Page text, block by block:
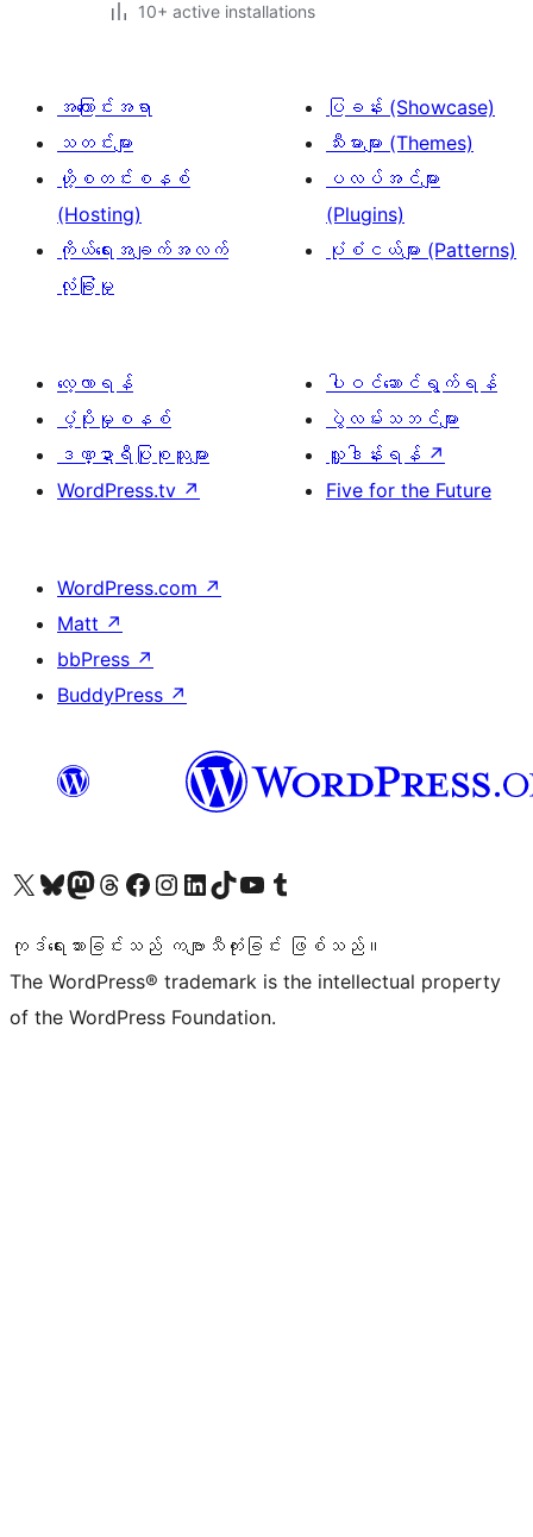
10+ active installations
အကြောင်းအရာ
သတင်းများ
ဟို့စတင်းစနစ်
(Hosting)
ကိုယ်ရေးအချက်အလက်
လုံခြုံမှု
ပြခန်း (Showcase)
သီးမားများ (Themes)
ပလပ်အင်များ
(Plugins)
ပုံစံငယ်များ (Patterns)
လေ့လာရန်
ပံ့ပိုးမှုစနစ်
ဒဏ္ဍာရီပြုစုသူများ
WordPress.tv ↗
ပါဝင်ဆောင်ရွက်ရန်
ပွဲလမ်းသဘင်များ
လှူဒါန်းရန် ↗
Five for the Future
WordPress.com ↗
Matt ↗
bbPress ↗
BuddyPress ↗
ကျွန်ုပ်တို့၏ X (ယခင် Twitter) အကောင့်သို့ သွားရောက်ကြည့်ရှုပါကျွန်ုပ်တို့၏ Bluesky အကောင့်သို့ ဝင်ရောက်ကြည့်ရှုရန်
ကျွန်ုပ်တို့၏ Mastodon အကောင့်သို့ သွားရောက်ကြည့်ရှုပါကျွန်ုပ်တို့၏ Threads အကောင့်သို့ ဝင်ရောက်ကြည့်ရှုရန်
ကျွန်ုပ်တို့၏ Facebook စာမျက်နှာသို့ သွားရောက်ကြည့်ရှုပါကျွန်ုပ်တို့၏ Instagram အကောင့်သို့ သွားရောက်ကြည့်ရှုပါ ကျွန်ုပ်တို့၏ LinkedIn အကောင့်သို့ သွားရောက်ကြည့်ရှုပါကျွန်ုပ်တို့၏ TikTok အကောင့်သို့ ဝင်ရောက်ကြည့်ရှုရန်
ကျွန်ုပ်တို့၏ YouTube ချန်နယ်သို့ သွားရောက်ကြည့်ရှုပါ ကျွန်ုပ်တို့၏ Tumblr အကောင့်သို့ ဝင်ရောက်ကြည့်ရှုရန်
ကုဒ်ရေးသားခြင်းသည် ကဗျာသီကုံးခြင်း ဖြစ်သည်။
The WordPress® trademark is the intellectual property
of the WordPress Foundation.